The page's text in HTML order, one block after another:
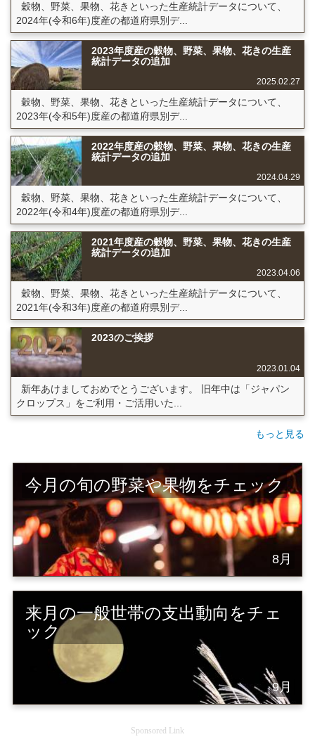
穀物、野菜、果物、花きといった生産統計データについて、
2024年(令和6年)度産の都道府県別デ...
2023年度産の穀物、野菜、果物、花きの生産
統計データの追加
2025.02.27
穀物、野菜、果物、花きといった生産統計データについて、
2023年(令和5年)度産の都道府県別デ...
2022年度産の穀物、野菜、果物、花きの生産
統計データの追加
2024.04.29
穀物、野菜、果物、花きといった生産統計データについて、
2022年(令和4年)度産の都道府県別デ...
2021年度産の穀物、野菜、果物、花きの生産
統計データの追加
2023.04.06
穀物、野菜、果物、花きといった生産統計データについて、
2021年(令和3年)度産の都道府県別デ...
2023のご挨拶
2023.01.04
新年あけましておめでとうございます。 旧年中は「ジャパン
クロップス」をご利用・ご活用いた...
もっと見る
今月の旬の野菜や果物をチェック
8月
来月の一般世帯の支出動向をチェ
ック
9月
Sponsored Link